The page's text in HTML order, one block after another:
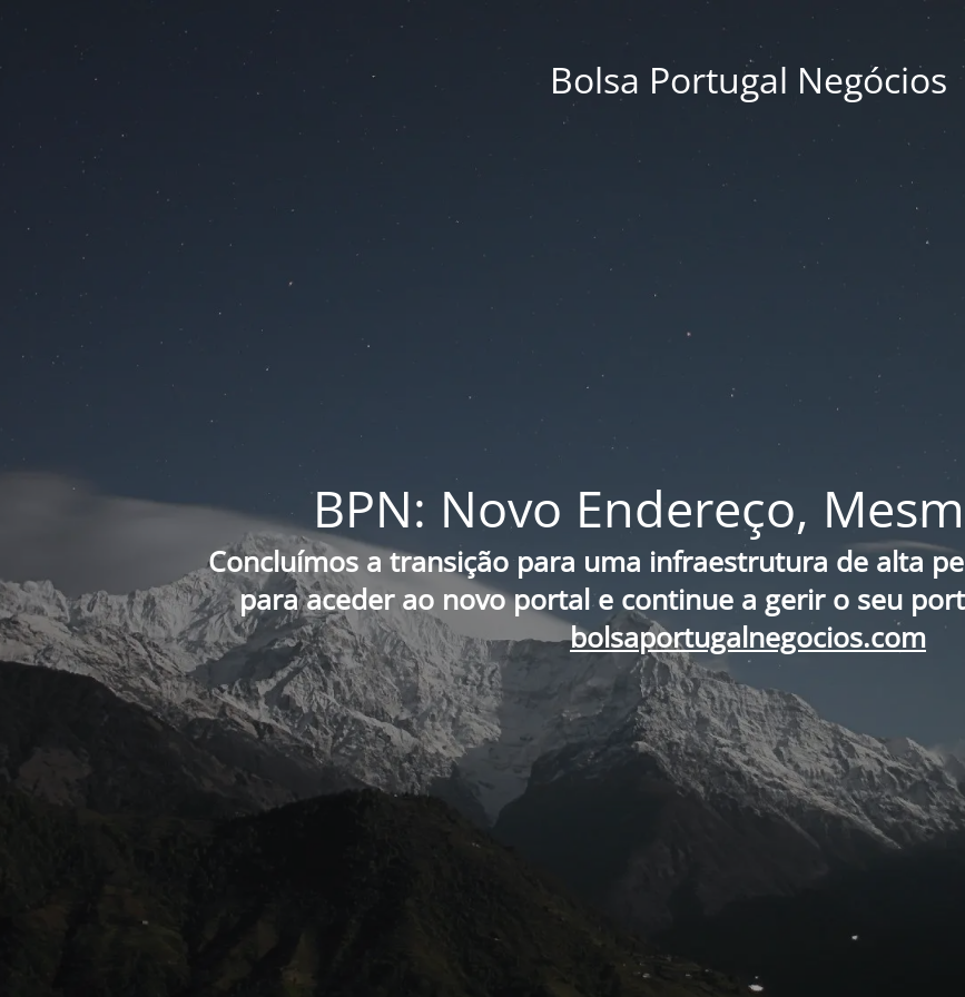
Bolsa Portugal Negócios
BPN: Novo Endereço,
Concluímos a transição para uma infraestrutura de alta
para aceder ao novo portal e continue a gerir o seu
bolsaportugalnegocios.com